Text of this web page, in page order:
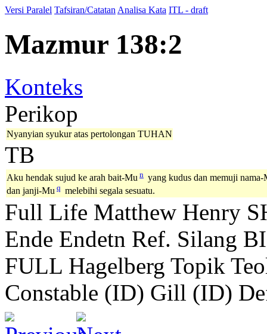
Versi Paralel Tafsiran/Catatan Analisa Kata ITL - draft
Mazmur 138:2
Konteks
Perikop
Nyanyian syukur atas pertolongan TUHAN
TB
Aku hendak sujud ke arah bait-Mu n yang kudus dan memuji nama-
dan janji-Mu q melebihi segala sesuatu.
Full Life Matthew Henry
Ende Endetn Ref. Silang
FULL Hagelberg Topik
Constable (ID) Gill (ID)